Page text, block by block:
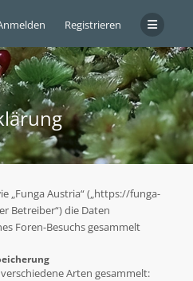
Registrieren
„Funga Austria“ („https://funga-
Betreiber“) die Daten
Foren-Besuchs gesammelt
Arten gesammelt: